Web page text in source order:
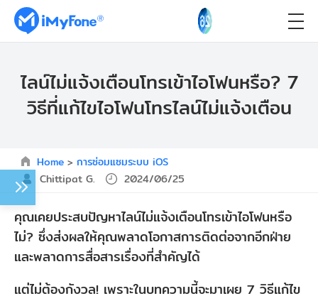
ไลน์ไม่แจ้งเตือนโทรเข้าไอโฟนหรือ? 7
วิธีที่แก้ไขไอโฟนโทรไลน์ไม่แจ้งเตือน
Home > การซ่อมแซมระบบ iOS
Chittipat G.
2024/06/25
คุณเคยประสบปัญหาไลน์ไม่แจ้งเตือนโทรเข้าไอโฟนหรือ
ไม่? ซึ่งส่งผลให้คุณพลาดโอกาสการติดต่อจากอีกฝ่าย
และพลาดการสื่อสารเรื่องที่สำคัญได้
แต่ไม่ต้องกังวล! เพราะในบทความนี้จะมาเผย 7 วิธีแก้ไข